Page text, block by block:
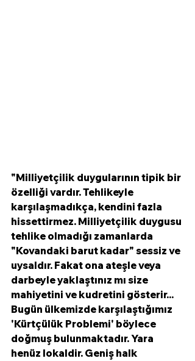
"Milliyetçilik duygularının tipik bir
özelliği vardır. Tehlikeyle
karşılaşmadıkça, kendini fazla
hissettirmez. Milliyetçilik duygusu
tehlike olmadığı zamanlarda
"Kovandaki barut kadar" sessiz ve
uysaldır. Fakat ona ateşle veya
darbeyle yaklaştınız mı size
mahiyetini ve kudretini gösterir...
Bugün ülkemizde karşılaştığımız
'Kürtçülük Problemi' böylece
doğmuş bulunmaktadır. Yara
henüz lokaldir. Geniş halk